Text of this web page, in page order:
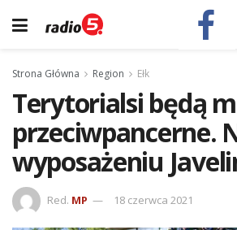
Strona Główna Region Ełk
Terytorialsi będą
przeciwpancerne.
wyposażeniu
Red. MP 18 czerwca 2021